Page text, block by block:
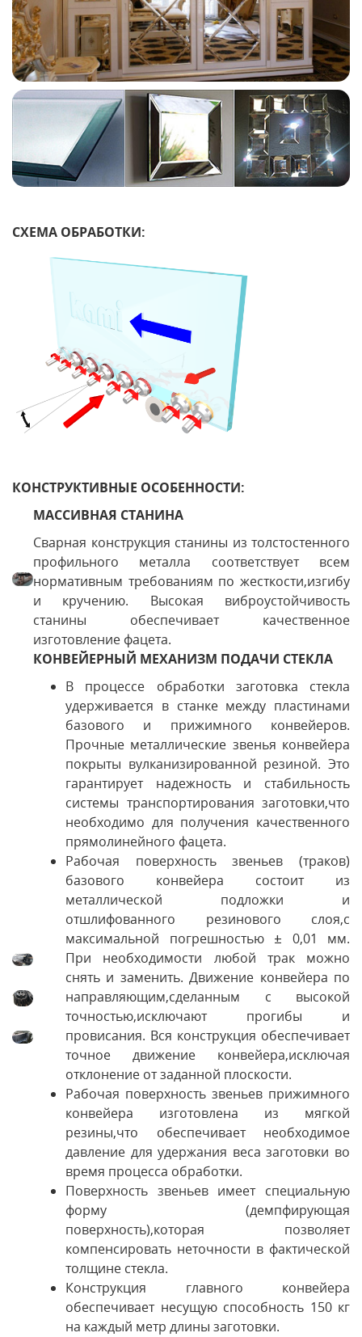
СХЕМА ОБРАБОТКИ:
КОНСТРУКТИВНЫЕ ОСОБЕННОСТИ:
МАССИВНАЯ СТАНИНА
Сварная конструкция станины из толстостенного
профильного металла соответствует всем
нормативным требованиям по жесткости,изгибу
и кручению. Высокая виброустойчивость
станины обеспечивает качественное
изготовление фацета.
КОНВЕЙЕРНЫЙ МЕХАНИЗМ ПОДАЧИ СТЕКЛА
В процессе обработки заготовка стекла
удерживается в станке между пластинами
базового и прижимного конвейеров.
Прочные металлические звенья конвейера
покрыты вулканизированной резиной. Это
гарантирует надежность и стабильность
системы транспортирования заготовки,что
необходимо для получения качественного
прямолинейного фацета.
Рабочая поверхность звеньев (траков)
базового конвейера состоит из
металлической подложки и
отшлифованного резинового слоя,с
максимальной погрешностью ± 0,01 мм.
При необходимости любой трак можно
снять и заменить. Движение конвейера по
направляющим,сделанным с высокой
точностью,исключают прогибы и
провисания. Вся конструкция обеспечивает
точное движение конвейера,исключая
отклонение от заданной плоскости.
Рабочая поверхность звеньев прижимного
конвейера изготовлена из мягкой
резины,что обеспечивает необходимое
давление для удержания веса заготовки во
время процесса обработки.
Поверхность звеньев имеет специальную
форму (демпфирующая
поверхность),которая позволяет
компенсировать неточности в фактической
толщине стекла.
Конструкция главного конвейера
обеспечивает несущую способность 150 кг
на каждый метр длины заготовки.